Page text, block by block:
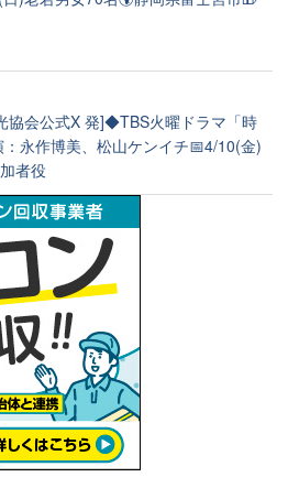
協会公式X 発]◆TBS火曜ドラマ「時
永作博美、松山ケンイチ📅4/10(金)
者役